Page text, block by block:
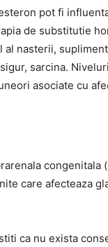
pot fi
de substitutie
al nasterii,
sarcina.
asociate cu
congenitala
care afecteaza
ca nu exista